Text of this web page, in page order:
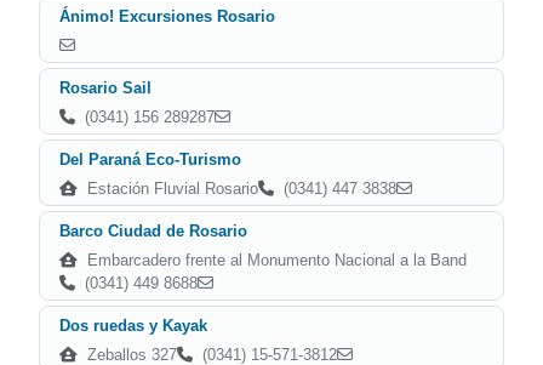
Ánimo! Excursiones Rosario
Rosario Sail
(0341) 156 289287
Del Paraná Eco-Turismo
Estación Fluvial Rosario
(0341) 447 3838
Barco Ciudad de Rosario
Embarcadero frente al Monumento Nacional a la Band
(0341) 449 8688
Dos ruedas y Kayak
Zeballos 327
(0341) 15-571-3812